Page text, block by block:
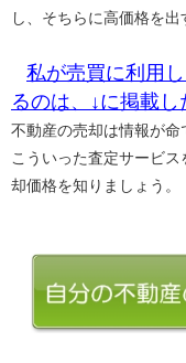
し、そちらに高価格を出
私が売買に利用
るのは、↓に掲載し
不動産の売却は情報が命
こういった査定サービ
却価格を知りましょう。